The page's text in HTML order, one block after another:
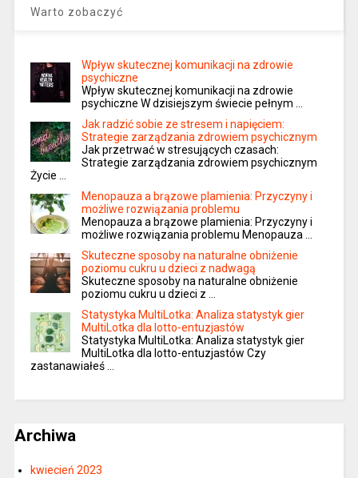
Warto zobaczyć
Wpływ skutecznej komunikacji na zdrowie
psychiczne
Wpływ skutecznej komunikacji na zdrowie
psychiczne W dzisiejszym świecie pełnym …
Jak radzić sobie ze stresem i napięciem:
Strategie zarządzania zdrowiem psychicznym
Jak przetrwać w stresujących czasach:
Strategie zarządzania zdrowiem psychicznym
Życie …
Menopauza a brązowe plamienia: Przyczyny i
możliwe rozwiązania problemu
Menopauza a brązowe plamienia: Przyczyny i
możliwe rozwiązania problemu Menopauza …
Skuteczne sposoby na naturalne obniżenie
poziomu cukru u dzieci z nadwagą
Skuteczne sposoby na naturalne obniżenie
poziomu cukru u dzieci z …
Statystyka MultiLotka: Analiza statystyk gier
MultiLotka dla lotto-entuzjastów
Statystyka MultiLotka: Analiza statystyk gier
MultiLotka dla lotto-entuzjastów Czy
zastanawiałeś …
Archiwa
kwiecień 2023